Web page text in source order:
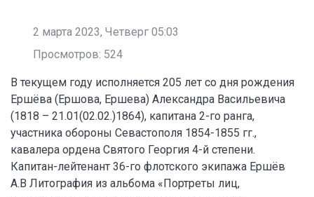
2 марта 2023, Четверг 05:03
Просмотров: 524
В текущем году исполняется 205 лет со дня рождения
Ершёва (Ершова, Ершева) Александра Васильевича
(1818 – 21.01(02.02.)1864), капитана 2-го ранга,
участника обороны Севастополя 1854-1855 гг.,
кавалера ордена Святого Георгия 4-й степени.
Капитан-лейтенант 36-го флотского экипажа Ершёв
А.В Литография из альбома «Портреты лиц,